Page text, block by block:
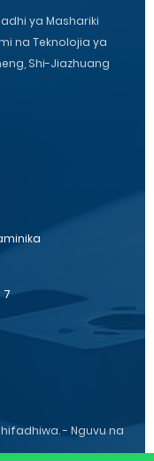
ya Mashariki
na Teknolojia ya
Shi-Jiazhuang
7
- Nguvu na